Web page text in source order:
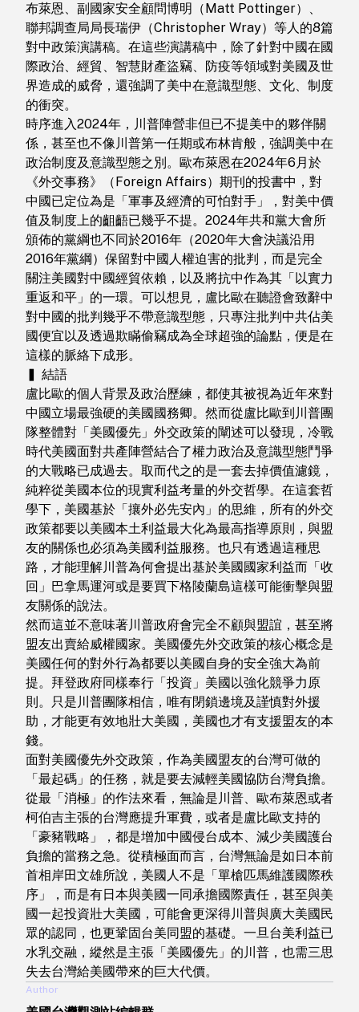
布萊恩、副國家安全顧問博明（Matt Pottinger）、
聯邦調查局局長瑞伊（Christopher Wray）等人的8篇
對中政策演講稿。在這些演講稿中，除了針對中國在國
際政治、經貿、智慧財產盜竊、防疫等領域對美國及世
界造成的威脅，還強調了美中在意識型態、文化、制度
的衝突。
時序進入2024年，川普陣營非但已不提美中的夥伴關
係，甚至也不像川普第一任期或布林肯般，強調美中在
政治制度及意識型態之別。歐布萊恩在2024年6月於
《外交事務》（Foreign Affairs）期刊的投書中，對
中國已定位為是「軍事及經濟的可怕對手」，對美中價
值及制度上的齟齬已幾乎不提。2024年共和黨大會所
頒佈的黨綱也不同於2016年（2020年大會決議沿用
2016年黨綱）保留對中國人權迫害的批判，而是完全
關注美國對中國經貿依賴，以及將抗中作為其「以實力
重返和平」的一環。可以想見，盧比歐在聽證會致辭中
對中國的批判幾乎不帶意識型態，只專注批判中共佔美
國便宜以及透過欺瞞偷竊成為全球超強的論點，便是在
這樣的脈絡下成形。
▍ 結語
盧比歐的個人背景及政治歷練，都使其被視為近年來對
中國立場最強硬的美國國務卿。然而從盧比歐到川普團
隊整體對「美國優先」外交政策的闡述可以發現，冷戰
時代美國面對共產陣營結合了權力政治及意識型態鬥爭
的大戰略已成過去。取而代之的是一套去掉價值濾鏡，
純粹從美國本位的現實利益考量的外交哲學。在這套哲
學下，美國基於「攘外必先安內」的思維，所有的外交
政策都要以美國本土利益最大化為最高指導原則，與盟
友的關係也必須為美國利益服務。也只有透過這種思
路，才能理解川普為何會提出基於美國國家利益而「收
回」巴拿馬運河或是要買下格陵蘭島這樣可能衝擊與盟
友關係的說法。
然而這並不意味著川普政府會完全不顧與盟誼，甚至將
盟友出賣給威權國家。美國優先外交政策的核心概念是
美國任何的對外行為都要以美國自身的安全強大為前
提。拜登政府同樣奉行「投資」美國以強化競爭力原
則。只是川普團隊相信，唯有閉鎖邊境及謹慎對外援
助，才能更有效地壯大美國，美國也才有支援盟友的本
錢。
面對美國優先外交政策，作為美國盟友的台灣可做的
「最起碼」的任務，就是要去減輕美國協防台灣負擔。
從最「消極」的作法來看，無論是川普、歐布萊恩或者
柯伯吉主張的台灣應提升軍費，或者是盧比歐支持的
「豪豬戰略」，都是增加中國侵台成本、減少美國護台
負擔的當務之急。從積極面而言，台灣無論是如日本前
首相岸田文雄所說，美國人不是「單槍匹馬維護國際秩
序」，而是有日本與美國一同承擔國際責任，甚至與美
國一起投資壯大美國，可能會更深得川普與廣大美國民
眾的認同，也更鞏固台美同盟的基礎。一旦台美利益已
水乳交融，縱然是主張「美國優先」的川普，也需三思
失去台灣給美國帶來的巨大代價。
Author